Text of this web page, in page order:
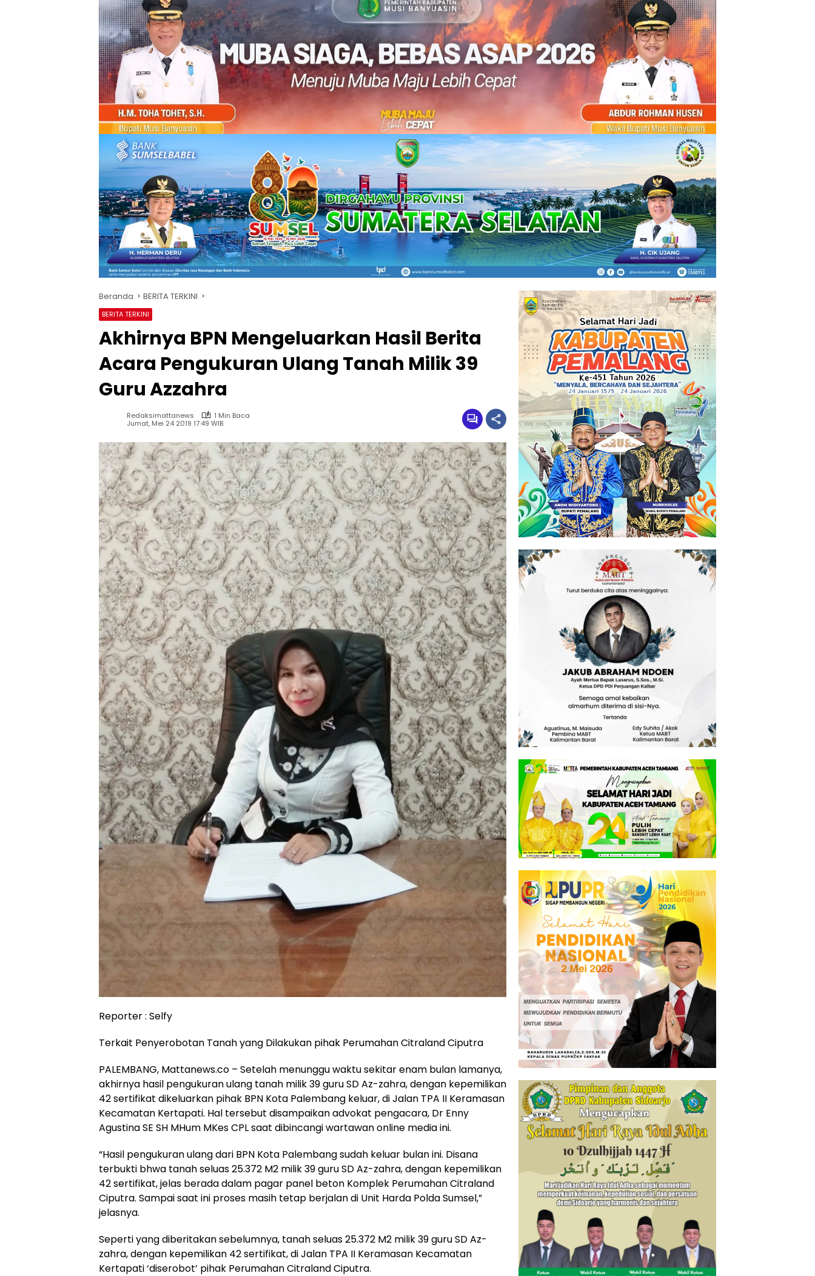
Beranda BERITA TERKINI
BERITA TERKINI
Akhirnya BPN Mengeluarkan Hasil Berita
Acara Pengukuran Ulang Tanah Milik 39
Guru Azzahra
Redaksimattanews
1 Min Baca
Jumat, Mei 24 2019 17:49 WIB
Reporter : Selfy
Terkait Penyerobotan Tanah yang Dilakukan pihak Perumahan Citraland Ciputra
PALEMBANG, Mattanews.co – Setelah menunggu waktu sekitar enam bulan lamanya,
akhirnya hasil pengukuran ulang tanah milik 39 guru SD Az-zahra, dengan kepemilikan
42 sertifikat dikeluarkan pihak BPN Kota Palembang keluar, di Jalan TPA II Keramasan
Kecamatan Kertapati. Hal tersebut disampaikan advokat pengacara, Dr Enny
Agustina SE SH MHum MKes CPL saat dibincangi wartawan online media ini.
“Hasil pengukuran ulang dari BPN Kota Palembang sudah keluar bulan ini. Disana
terbukti bhwa tanah seluas 25.372 M2 milik 39 guru SD Az-zahra, dengan kepemilikan
42 sertifikat, jelas berada dalam pagar panel beton Komplek Perumahan Citraland
Ciputra. Sampai saat ini proses masih tetap berjalan di Unit Harda Polda Sumsel,”
jelasnya.
Seperti yang diberitakan sebelumnya, tanah seluas 25.372 M2 milik 39 guru SD Az-
zahra, dengan kepemilikan 42 sertifikat, di Jalan TPA II Keramasan Kecamatan
Kertapati ‘diserobot’ pihak Perumahan Citraland Ciputra.